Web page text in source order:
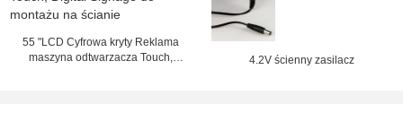
55 "LCD Cyfrowa kryty Reklama
maszyna odtwarzacza Touch,
4.2V ścienny zasilacz